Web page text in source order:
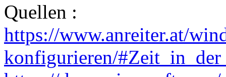
Quellen :
https://www.anreiter.at/
konfigurieren/